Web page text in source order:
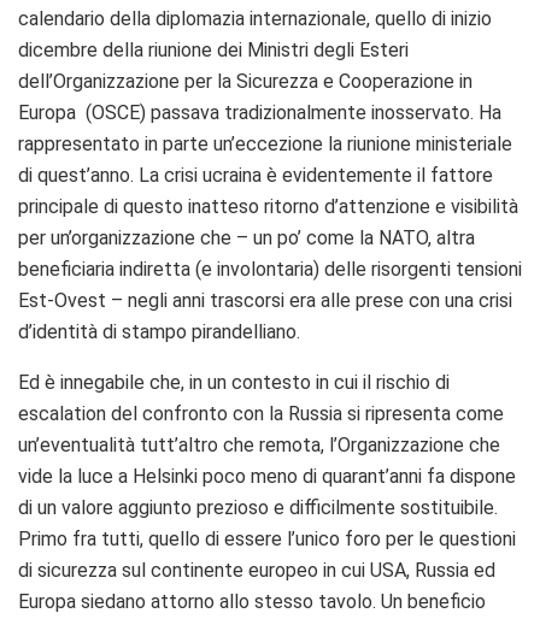
calendario della diplomazia internazionale, quello di inizio
dicembre della riunione dei Ministri degli Esteri
dell’Organizzazione per la Sicurezza e Cooperazione in
Europa (OSCE) passava tradizionalmente inosservato. Ha
rappresentato in parte un’eccezione la riunione ministeriale
di quest’anno. La crisi ucraina è evidentemente il fattore
principale di questo inatteso ritorno d’attenzione e visibilità
per un’organizzazione che – un po’ come la NATO, altra
beneficiaria indiretta (e involontaria) delle risorgenti tensioni
Est-Ovest – negli anni trascorsi era alle prese con una crisi
d’identità di stampo pirandelliano.
Ed è innegabile che, in un contesto in cui il rischio di
escalation del confronto con la Russia si ripresenta come
un’eventualità tutt’altro che remota, l’Organizzazione che
vide la luce a Helsinki poco meno di quarant’anni fa dispone
di un valore aggiunto prezioso e difficilmente sostituibile.
Primo fra tutti, quello di essere l’unico foro per le questioni
di sicurezza sul continente europeo in cui USA, Russia ed
Europa siedano attorno allo stesso tavolo. Un beneficio